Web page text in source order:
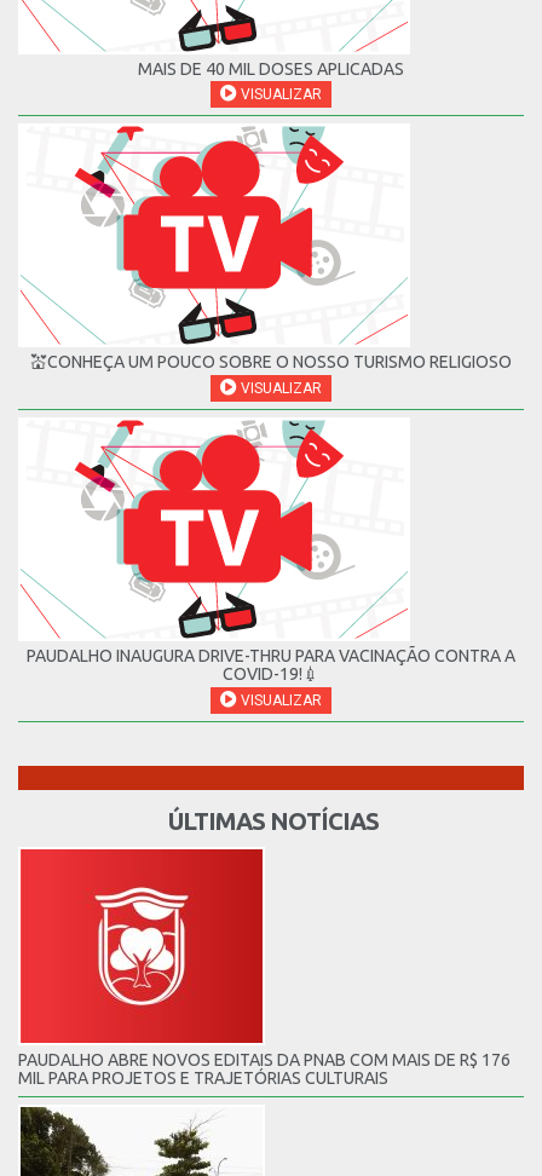
MAIS DE 40 MIL DOSES APLICADAS
VISUALIZAR
💒CONHEÇA UM POUCO SOBRE O NOSSO TURISMO RELIGIOSO
VISUALIZAR
PAUDALHO INAUGURA DRIVE-THRU PARA VACINAÇÃO CONTRA A
COVID-19!💉
VISUALIZAR
ÚLTIMAS NOTÍCIAS
PAUDALHO ABRE NOVOS EDITAIS DA PNAB COM MAIS DE R$ 176
MIL PARA PROJETOS E TRAJETÓRIAS CULTURAIS